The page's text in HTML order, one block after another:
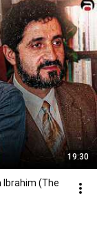
19:30
Ibrahim (The